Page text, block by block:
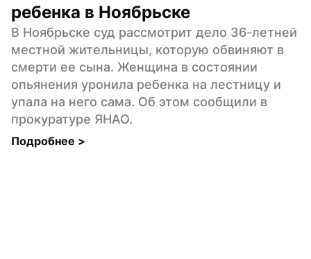
ребенка в Ноябрьске
В Ноябрьске суд рассмотрит дело 36-летней
местной жительницы, которую обвиняют в
смерти ее сына. Женщина в состоянии
опьянения уронила ребенка на лестницу и
упала на него сама. Об этом сообщили в
прокуратуре ЯНАО.
Подробнее >